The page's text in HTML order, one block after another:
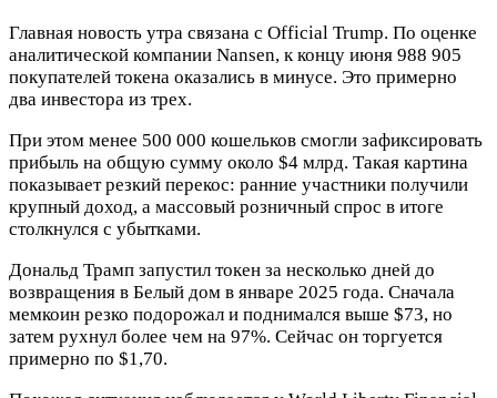
Главная новость утра связана с Official Trump. По оценке
аналитической компании Nansen, к концу июня 988 905
покупателей токена оказались в минусе. Это примерно
два инвестора из трех.
При этом менее 500 000 кошельков смогли зафиксировать
прибыль на общую сумму около $4 млрд. Такая картина
показывает резкий перекос: ранние участники получили
крупный доход, а массовый розничный спрос в итоге
столкнулся с убытками.
Дональд Трамп запустил токен за несколько дней до
возвращения в Белый дом в январе 2025 года. Сначала
мемкоин резко подорожал и поднимался выше $73, но
затем рухнул более чем на 97%. Сейчас он торгуется
примерно по $1,70.